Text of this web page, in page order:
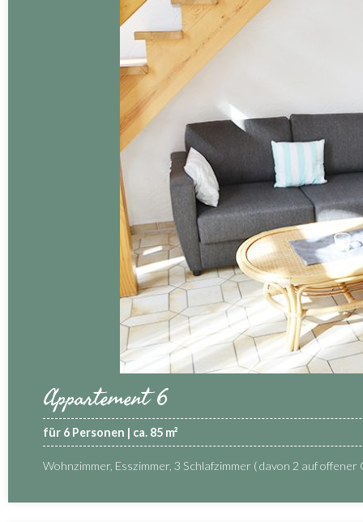
Appartement 6
für 6 Personen | ca. 85 m²
Wohnzimmer, Esszimmer, 3 Schlafzimmer ( davon 2 auf